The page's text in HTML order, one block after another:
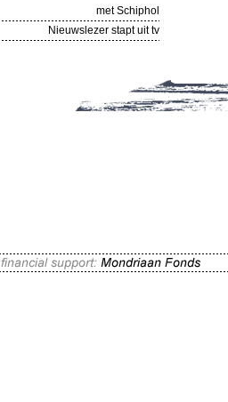
met Schiphol
Nieuwslezer stapt uit tv